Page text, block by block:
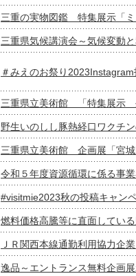
三重の実物図鑑 特集展示「
三重県気候講演会～気候変動
＃みえのお祭り
三重県立美術館 「特集展示
野生いのしし豚熱経口ワクチ
三重県立美術館 企画展「宮
令和５年度資源循環に係る事
#visitmie2023秋の投稿キャン
燃料価格高騰等に直面してい
ＪＲ関西本線通勤利用協力企
逸品～エントランス無料企画